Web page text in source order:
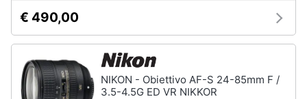
€ 490,00
NIKON - Obiettivo AF-S 24-85mm F /
3.5-4.5G ED VR NIKKOR